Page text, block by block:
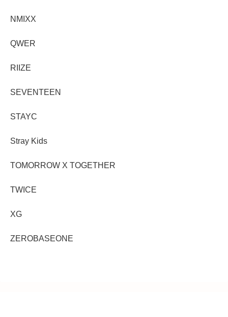
NMIXX
QWER
RIIZE
SEVENTEEN
STAYC
Stray Kids
TOMORROW X TOGETHER
TWICE
XG
ZEROBASEONE